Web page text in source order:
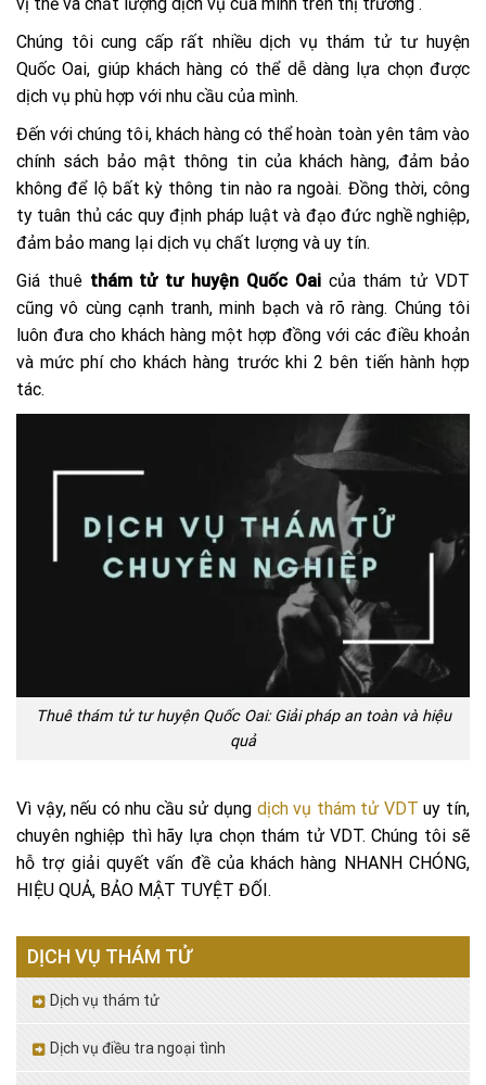
Chúng tôi cung cấp rất nhiều dịch vụ thám tử tư huyện
Quốc Oai, giúp khách hàng có thể dễ dàng lựa chọn được
dịch vụ phù hợp với nhu cầu của mình.
Đến với chúng tôi, khách hàng có thể hoàn toàn yên tâm vào
chính sách bảo mật thông tin của khách hàng, đảm bảo
không để lộ bất kỳ thông tin nào ra ngoài. Đồng thời, công
ty tuân thủ các quy định pháp luật và đạo đức nghề nghiệp,
đảm bảo mang lại dịch vụ chất lượng và uy tín.
Giá thuêthám tử tư huyện Quốc Oaicủa thám tử VDT
cũng vô cùng cạnh tranh, minh bạch và rõ ràng. Chúng tôi
luôn đưa cho khách hàng một hợp đồng với các điều khoản
và mức phí cho khách hàng trước khi 2 bên tiến hành hợp
tác.
Thuê thám tử tư huyện Quốc Oai: Giải pháp an toàn và hiệu
quả
Vì vậy, nếu có nhu cầu sử dụng dịch vụ thám tử VDT uy tín,
chuyên nghiệp thì hãy lựa chọn thám tử VDT. Chúng tôi sẽ
hỗ trợ giải quyết vấn đề của khách hàng NHANH CHÓNG,
HIỆU QUẢ, BẢO MẬT TUYỆT ĐỐI.
DỊCH VỤ THÁM TỬ
Dịch vụ thám tử
Dịch vụ điều tra ngoại tình